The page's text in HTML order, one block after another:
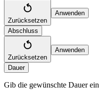
Zurücksetzen
Anwenden
Abschluss
Zurücksetzen
Anwenden
Dauer
Gib die gewünschte Dauer ein